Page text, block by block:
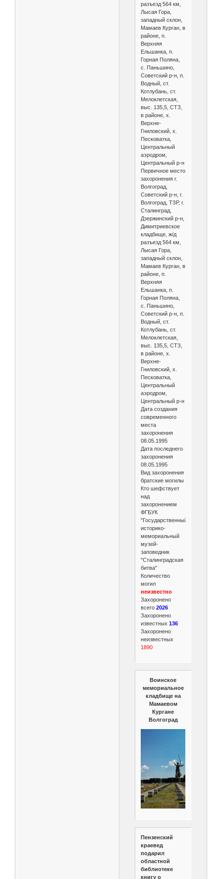
разъезд 564 км,
Лысая Гора,
западный склон,
Мамаев Курган, в
районе, п.
Верхняя
Ельшанка, п.
Горная Поляна,
с. Паньшино,
Советский р-н, п.
Водный, ст.
Котлубань, ст.
Мелоклетская,
выс. 135,5, СТЗ,
в районе, х.
Верхне-
Гниловский, х.
Песковатка,
Центральный
аэродром,
Центральный р-н
Первичное место
захоронения г.
Волгоград,
Советский р-н, г.
Волгоград, ТЗР, г.
Сталинград,
Дзержинский р-н,
Димитриевское
кладбище, ж/д
разъезд 564 км,
Лысая Гора,
западный склон,
Мамаев Курган, в
районе, п.
Верхняя
Ельшанка, п.
Горная Поляна,
с. Паньшино,
Советский р-н, п.
Водный, ст.
Котлубань, ст.
Мелоклетская,
выс. 135,5, СТЗ,
в районе, х.
Верхне-
Гниловский, х.
Песковатка,
Центральный
аэродром,
Центральный р-н
Дата создания
современного
места
захоронения
08.05.1995
Дата последнего
захоронения
08.05.1995
Вид захоронения
братские могилы
Кто шефствует
над
захоронением
ФГБУК
"Государственный
историко-
мемориальный
музей-
заповедник
"Сталинградская
битва"
Количество
могил
неизвестно
Захоронено
всего 2026
Захоронено
известных 136
Захоронено
неизвестных
1890
Воинское
мемориальное
кладбище на
Мамаевом
Кургане
Волгоград
Пензенский
краевед
подарил
областной
библиотеке
книгу о